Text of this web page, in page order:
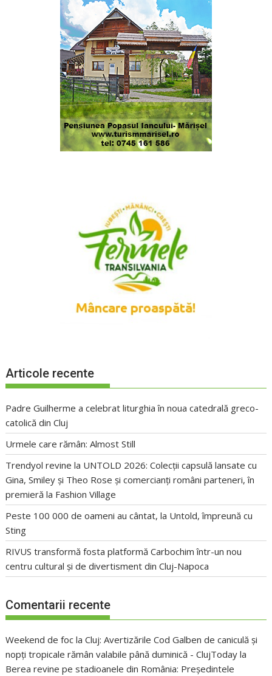
Articole recente
Padre Guilherme a celebrat liturghia în noua catedrală greco-
catolică din Cluj
Urmele care rămân: Almost Still
Trendyol revine la UNTOLD 2026: Colecții capsulă lansate cu
Gina, Smiley și Theo Rose și comercianți români parteneri, în
premieră la Fashion Village
Peste 100 000 de oameni au cântat, la Untold, împreună cu
Sting
RIVUS transformă fosta platformă Carbochim într-un nou
centru cultural și de divertisment din Cluj-Napoca
Comentarii recente
Weekend de foc la Cluj: Avertizările Cod Galben de caniculă și
nopți tropicale rămân valabile până duminică - ClujToday la
Berea revine pe stadioanele din România: Președintele